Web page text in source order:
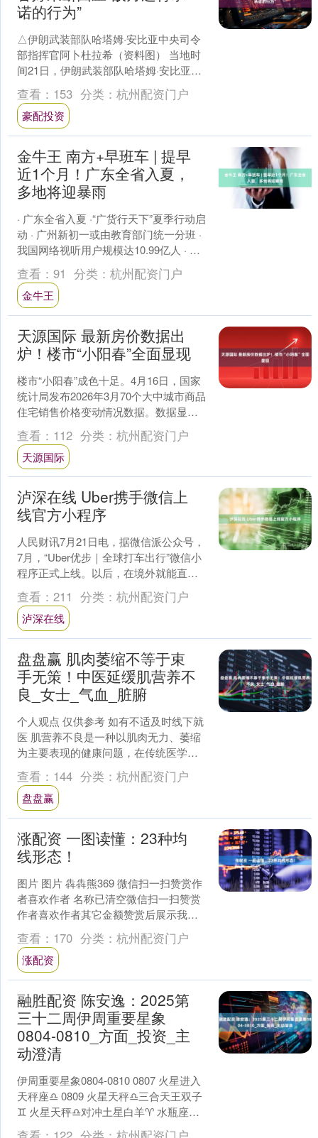
诺的行为”
△伊朗武装部队哈塔姆·安比亚中央司令
部指挥官阿卜杜拉希（资料图） 当地时
间21日，伊朗武装部队哈塔姆·安比亚中
央司令部指挥官阿卜杜拉希表示，伊朗
已准备好对“敌方....
查看： 153 分类： 杭州配资门户
豪配投资
金牛王 南方+早班车 | 提早
近1个月！广东全省入夏，
多地将迎暴雨
· 广东全省入夏 ·“广货行天下”夏季行动启
动 · 广州新初一或由教育部门统一分班 ·
我国网络视听用户规模达10.99亿人 · 哈
啰回应违规超量投放 · 迪拜....
查看： 91 分类： 杭州配资门户
金牛王
天源国际 最新房价数据出
炉！楼市“小阳春”全面显现
楼市“小阳春”成色十足。4月16日，国家
统计局发布2026年3月70个大中城市商品
住宅销售价格变动情况数据。数据显
示，在70个大中城市中，一线城市商品
住宅销售价....
查看： 112 分类： 杭州配资门户
天源国际
泸深在线 Uber携手微信上
线官方小程序
人民财讯7月21日电，据微信派公众号，
7月，“Uber优步｜全球打车出行”微信小
程序正式上线。以后，在境外就能直接
在微信内用Uber小程序打车，不用下载
APP。....
查看： 211 分类： 杭州配资门户
泸深在线
盘盘赢 肌肉萎缩不等于束
手无策！中医延缓肌营养不
良_女士_气血_脏腑
个人观点 仅供参考 如有不适及时线下就
医 肌营养不良是一种以肌肉无力、萎缩
为主要表现的健康问题，在传统医学
中，多归属于“痿证”范畴，认为与脾、
肾、肝等脏腑功能失....
查看： 144 分类： 杭州配资门户
盘盘赢
涨配资 一图读懂：23种均
线形态！
图片 图片 犇犇熊369 微信扫一扫赞赏作
者喜欢作者 名称已清空微信扫一扫赞赏
作者喜欢作者其它金额赞赏后展示我的
头像文章暂无文章其它金额赞赏金额¥最
低赞赏 ¥0....
查看： 170 分类： 杭州配资门户
涨配资
融胜配资 陈安逸：2025第
三十二周伊周重要星象
0804-0810_方面_投资_主
动澄清
伊周重要星象0804-0810 0807 火星进入
天秤座♎ 0809 火星天秤♎三合天王双子
♊ 火星天秤♎对冲土星白羊♈ 水瓶座满
月♒ 0810 火星天秤♎对冲....